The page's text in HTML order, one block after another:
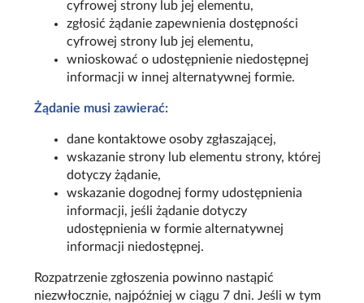
cyfrowej strony lub jej elementu,
zgłosić żądanie zapewnienia dostępności
cyfrowej strony lub jej elementu,
wnioskować o udostępnienie niedostępnej
informacji w innej alternatywnej formie.
Żądanie musi zawierać:
dane kontaktowe osoby zgłaszającej,
wskazanie strony lub elementu strony, której
dotyczy żądanie,
wskazanie dogodnej formy udostępnienia
informacji, jeśli żądanie dotyczy
udostępnienia w formie alternatywnej
informacji niedostępnej.
Rozpatrzenie zgłoszenia powinno nastąpić
niezwłocznie, najpóźniej w ciągu 7 dni. Jeśli w tym